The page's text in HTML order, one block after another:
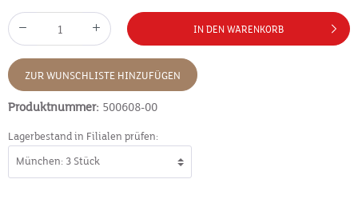
IN DEN WARENKORB
ZUR WUNSCHLISTE HINZUFÜGEN
Produktnummer: 500608-00
Lagerbestand in Filialen prüfen: